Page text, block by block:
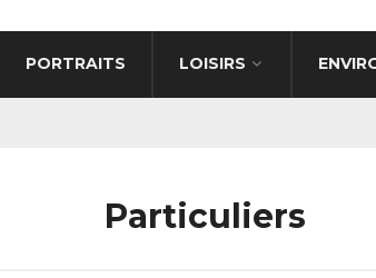
PORTRAITS LOISIRS
Particuliers